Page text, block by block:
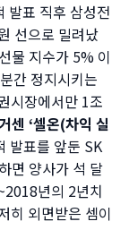
발표 직후 삼성전
선으로 밀려났
물 지수가 5% 이
간 정지시키는
시장에서만 1조
센 ‘셀온(차익 실
발표를 앞둔 SK
면 양사가 석 달
년의 2년치
히 외면받은 셈이